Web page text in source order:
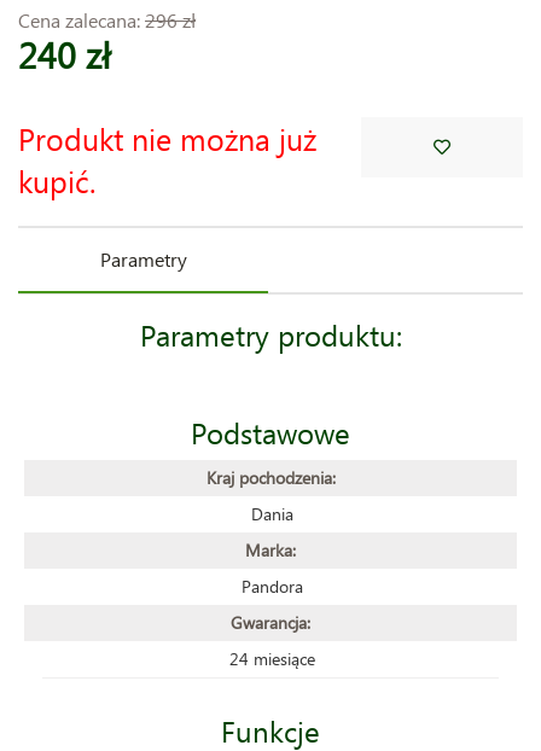
Cena zalecana:296 zł
240 zł
Produkt nie można już
kupić.
Parametry
Parametry produktu:
Podstawowe
Kraj pochodzenia:
Dania
Marka:
Pandora
Gwarancja:
24 miesiące
Funkcje